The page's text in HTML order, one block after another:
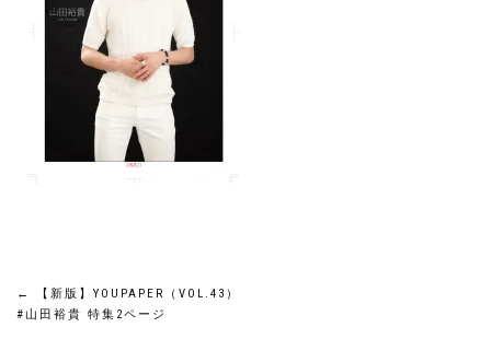
投
←
【新版】YOUPAPER（VOL.43）
#山田裕貴 特集2ページ